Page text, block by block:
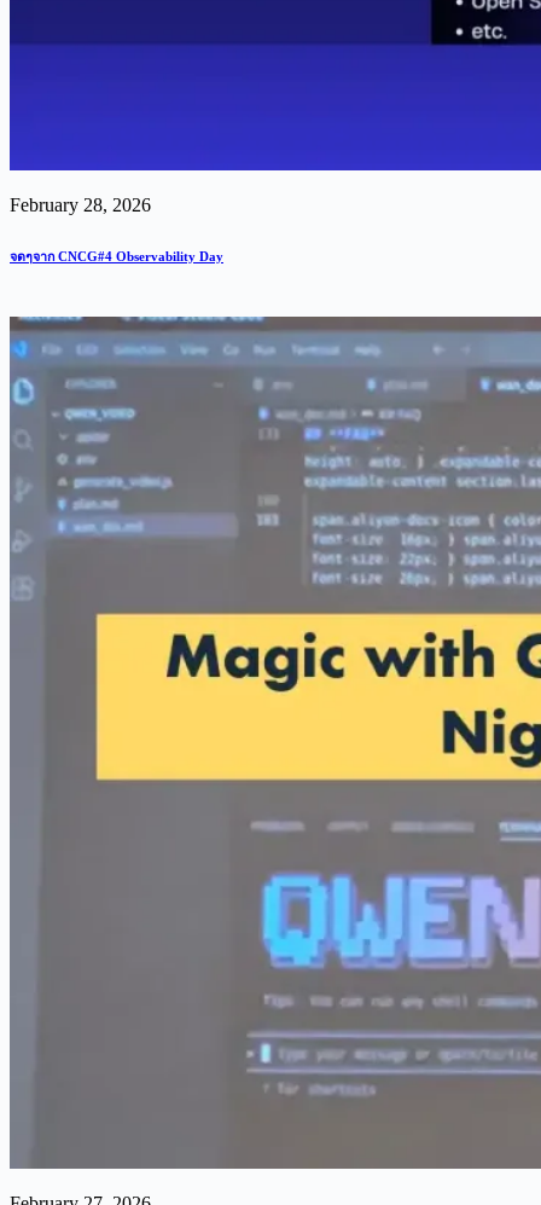
February 28, 2026
จดๆจาก CNCG#4 Observability Day